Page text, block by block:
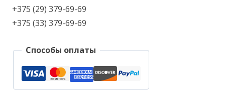
|
AUW-
+375 (29) 379-69-69
+375 (33) 379-69-69
Способы оплаты